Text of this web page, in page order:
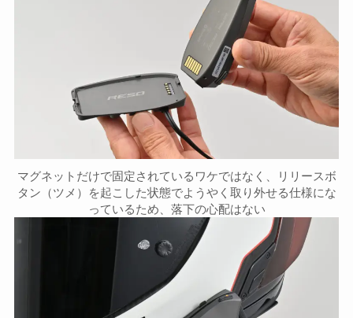
マグネットだけで固定されているワケではなく、リリースボ
タン（ツメ）を起こした状態でようやく取り外せる仕様にな
っているため、落下の心配はない